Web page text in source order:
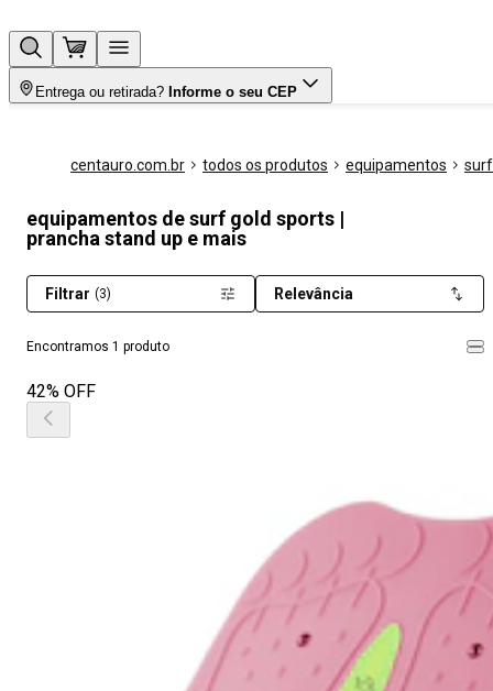
Entrega ou retirada? Informe o seu CEP
centauro.com.br todos os produtos equipamentos surf
equipamentos de surf gold sports |
prancha stand up e mais
Encontramos 1 produto
Filtrar (3) Relevância
42% OFF